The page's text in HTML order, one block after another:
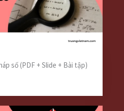
số (PDF + Slide + Bài tập)